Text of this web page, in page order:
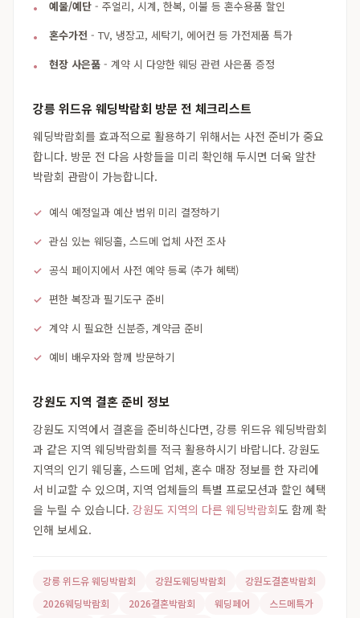
예물/예단 - 주얼리, 시계, 한복, 이불 등 혼수용품 할인
혼수가전 - TV, 냉장고, 세탁기, 에어컨 등 가전제품 특가
현장 사은품 - 계약 시 다양한 웨딩 관련 사은품 증정
강릉 위드유 웨딩박람회 방문 전 체크리스트
웨딩박람회를 효과적으로 활용하기 위해서는 사전 준비가 중요
합니다. 방문 전 다음 사항들을 미리 확인해 두시면 더욱 알찬
박람회 관람이 가능합니다.
예식 예정일과 예산 범위 미리 결정하기
관심 있는 웨딩홀, 스드메 업체 사전 조사
공식 페이지에서 사전 예약 등록 (추가 혜택)
편한 복장과 필기도구 준비
계약 시 필요한 신분증, 계약금 준비
예비 배우자와 함께 방문하기
강원도 지역 결혼 준비 정보
강원도 지역에서 결혼을 준비하신다면, 강릉 위드유 웨딩박람회
과 같은 지역 웨딩박람회를 적극 활용하시기 바랍니다. 강원도
지역의 인기 웨딩홀, 스드메 업체, 혼수 매장 정보를 한 자리에
서 비교할 수 있으며, 지역 업체들의 특별 프로모션과 할인 혜택
을 누릴 수 있습니다. 강원도 지역의 다른 웨딩박람회도 함께 확
인해 보세요.
강릉 위드유 웨딩박람회 강원도웨딩박람회
강원도결혼박람회
2026웨딩박람회
2026결혼박람회 웨딩페어
스드메특가